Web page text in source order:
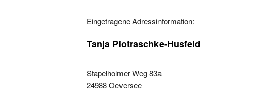
Eingetragene Adressinformation:
Tanja Piotraschke-Husfeld
Stapelholmer Weg 83a
24988 Oeversee